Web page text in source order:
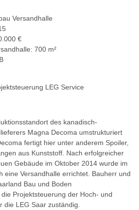
Versandhalle
€
700 m²
LEG Service
des kanadisch-
Magna Decoma umstrukturiert
fertigt hier unter anderem Spoiler,
aus Kunststoff. Nach erfolgreicher
Gebäude im Oktober 2014 wurde im
eine Versandhalle errichtet. Bauherr und
Bau und Boden
Projektsteuerung der Hoch- und
LEG Saar zuständig.